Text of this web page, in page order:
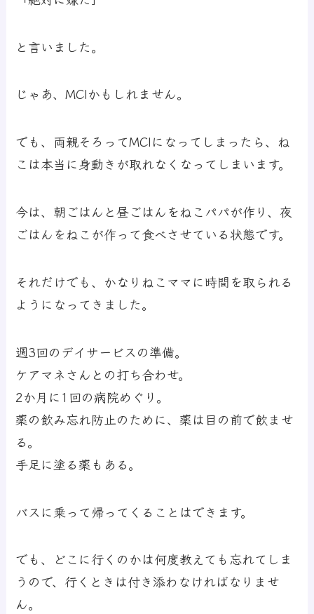
と言いました。
じゃあ、MCIかもしれません。
でも、両親そろってMCIになってしまったら、ね
こは本当に身動きが取れなくなってしまいます。
今は、朝ごはんと昼ごはんをねこパパが作り、夜
ごはんをねこが作って食べさせている状態です。
それだけでも、かなりねこママに時間を取られる
ようになってきました。
週3回のデイサービスの準備。
ケアマネさんとの打ち合わせ。
2か月に1回の病院めぐり。
薬の飲み忘れ防止のために、薬は目の前で飲ませ
る。
手足に塗る薬もある。
バスに乗って帰ってくることはできます。
でも、どこに行くのかは何度教えても忘れてしま
うので、行くときは付き添わなければなりませ
ん。